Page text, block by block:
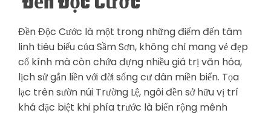
Đền Độc Cước là một trong những điểm đến tâm
linh tiêu biểu của Sầm Sơn, không chỉ mang vẻ đẹp
cổ kính mà còn chứa đựng nhiều giá trị văn hóa,
lịch sử gắn liền với đời sống cư dân miền biển. Tọa
lạc trên sườn núi Trường Lệ, ngôi đền sở hữu vị trí
khá đặc biệt khi phía trước là biển rộng mênh